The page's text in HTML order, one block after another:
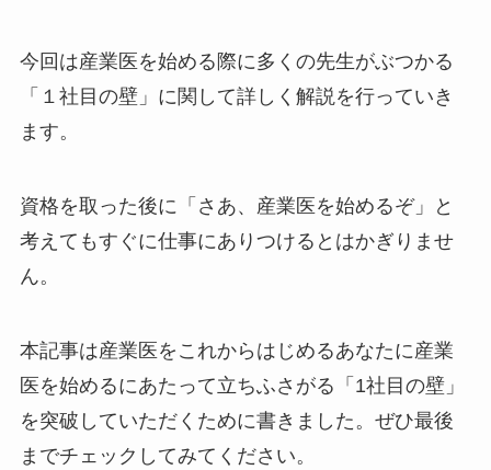
今回は産業医を始める際に多くの先生がぶつかる
「１社目の壁」に関して詳しく解説を行っていき
ます。
資格を取った後に「さあ、産業医を始めるぞ」と
考えてもすぐに仕事にありつけるとはかぎりませ
ん。
本記事は産業医をこれからはじめるあなたに産業
医を始めるにあたって立ちふさがる「1社目の壁」
を突破していただくために書きました。ぜひ最後
までチェックしてみてください。